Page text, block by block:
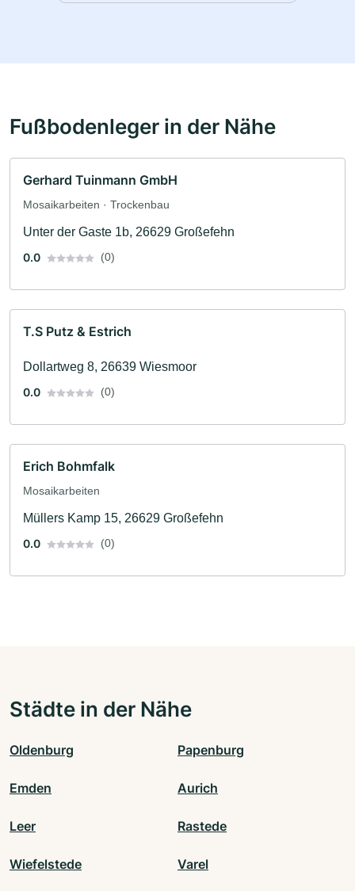
Fußbodenleger in der Nähe
Gerhard Tuinmann GmbH
Mosaikarbeiten · Trockenbau
Unter der Gaste 1b, 26629 Großefehn
0.0
(0)
T.S Putz & Estrich
Dollartweg 8, 26639 Wiesmoor
0.0
(0)
Erich Bohmfalk
Mosaikarbeiten
Müllers Kamp 15, 26629 Großefehn
0.0
(0)
Städte in der Nähe
Oldenburg Papenburg
Emden Aurich
Leer Rastede
Wiefelstede Varel